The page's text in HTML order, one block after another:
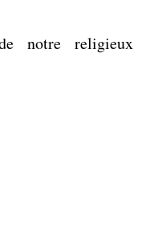
notre religieux